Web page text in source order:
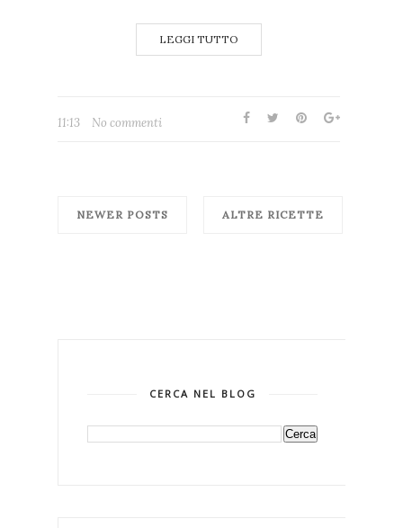
LEGGI TUTTO
11:13 No commenti
NEWER POSTS ALTRE RICETTE
CERCA NEL BLOG